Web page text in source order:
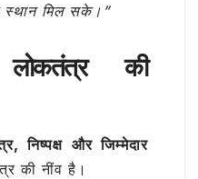
स्थान मिल सके।”
की
निष्पक्ष और जिम्मेदार
की नींव है।